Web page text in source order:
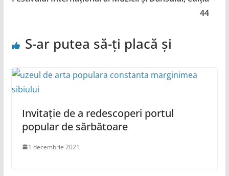
44
S-ar putea să-ți placă și
Invitație de a redescoperi portul
popular de sărbătoare
1 decembrie 2021